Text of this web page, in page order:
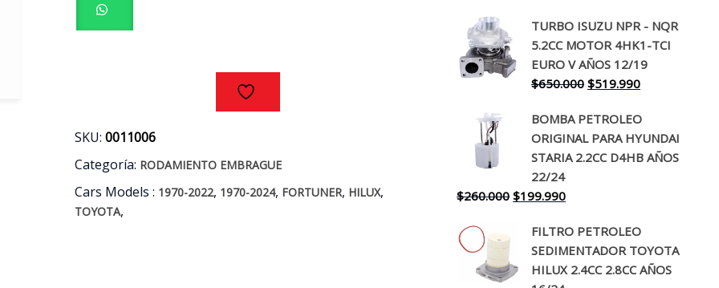
HILUX
SKU:0011006
Categoría: RODAMIENTO EMBRAGUE
Cars Models : 1970-2022, 1970-2024, FORTUNER, HILUX,
TOYOTA,
original
era:
$130.000.
actual
es:
$94.990.
TURBO ISUZU NPR - NQR
5.2CC MOTOR 4HK1-TCI
EURO V AÑOS 12/19
$650.000 El
original
era:
$650.000.
$519.990El
actual
es:
$519.990.
BOMBA PETROLEO
ORIGINAL PARA HYUNDAI
STARIA 2.2CC D4HB AÑOS
22/24
$260.000 El
original
era:
$260.000.
$199.990El
actual
es:
$199.990.
FILTRO PETROLEO
SEDIMENTADOR TOYOTA
HILUX 2.4CC 2.8CC AÑOS